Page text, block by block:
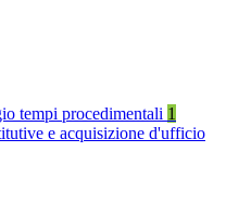
tempi procedimentali 1
e acquisizione d'ufficio